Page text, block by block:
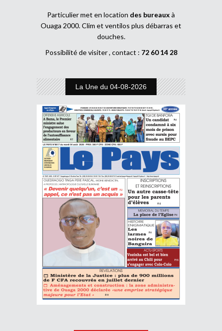
Particulier met en location des bureaux à
Ouaga 2000. Clim et ventilos plus débarras et
douches.
Possibilité de visiter , contact : 72 60 14 28
La Une du 04-08-2026